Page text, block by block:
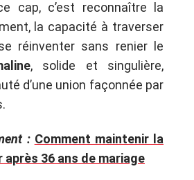
cap, c’est reconnaître la
la capacité à traverser
réinventer sans renier le
, solide et singulière,
d’une union façonnée par
: Comment maintenir la
après 36 ans de mariage